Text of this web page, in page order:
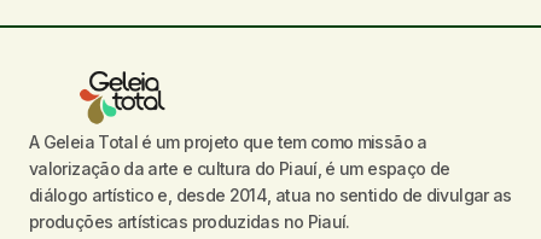
A Geleia Total é um projeto que tem como missão a
valorização da arte e cultura do Piauí, é um espaço de
diálogo artístico e, desde 2014, atua no sentido de divulgar as
produções artísticas produzidas no Piauí.